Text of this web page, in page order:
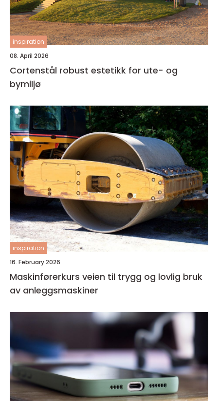
inspiration
08. April 2026
Cortenstål robust estetikk for ute- og
bymiljø
inspiration
16. February 2026
Maskinførerkurs veien til trygg og lovlig bruk
av anleggsmaskiner